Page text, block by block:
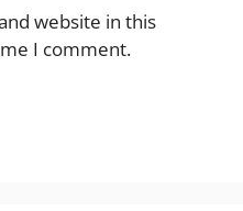
website in this
I comment.